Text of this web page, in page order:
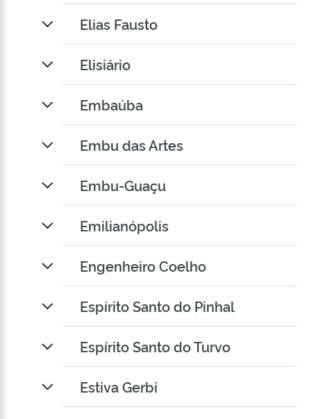
Elias Fausto
Elisiário
Embaúba
Embu das Artes
Embu-Guaçu
Emilianópolis
Engenheiro Coelho
Espírito Santo do Pinhal
Espírito Santo do Turvo
Estiva Gerbi